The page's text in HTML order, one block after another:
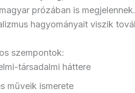
prózában is
hagyományait viszik
szempontok:
társadalmi háttere
műveik ismerete